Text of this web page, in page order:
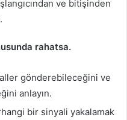
ve bitişinden
rahatsa.
gönderebileceğini ve
anlayın.
bir sinyali yakalamak